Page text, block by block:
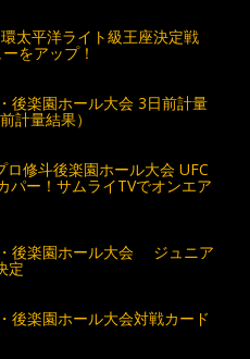
太平洋ライト級王座決定戦
をアップ！
後楽園ホール大会 3日前計量
量結果）
修斗後楽園ホール大会 UFC
パー！サムライTVでオンエア
後楽園ホール大会 ジュニア
定
後楽園ホール大会対戦カード